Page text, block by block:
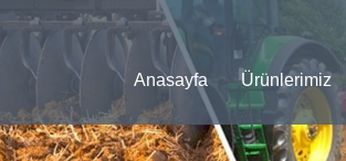
Anasayfa Ürünlerimiz